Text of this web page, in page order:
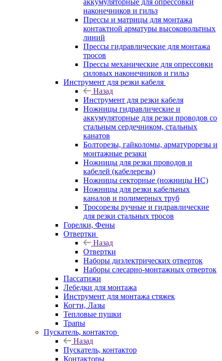
аккумуляторные для опрессовки
наконечников и гильз
Прессы и матрицы для монтажа
контактной арматуры высоковольтных
линий
Прессы гидравлические для монтажа
тросов
Прессы механические для опрессовки
силовых наконечников и гильз
Инструмент для резки кабеля
Назад
Инструмент для резки кабеля
Ножницы гидравлические и
аккумуляторные для резки проводов со
стальным сердечником, стальных
канатов
Болторезы, гайколомы, арматурорезы и
монтажные резаки
Ножницы для резки проводов и
кабелей (кабелерезы)
Ножницы секторные (ножницы НС)
Ножницы для резки кабельных
каналов и полимерных труб
Тросорезы ручные и гидравлические
для резки стальных тросов
Горелки, Фены
Отвертки
Назад
Отвертки
Наборы диэлектрических отверток
Наборы слесарно-монтажных отверток
Пассатижи
Лебедки для монтажа
Инструмент для монтажа стяжек
Когти, Лазы
Тепловые пушки
Трапы
Пускатель, контактор
Назад
Пускатель, контактор
Контакторы